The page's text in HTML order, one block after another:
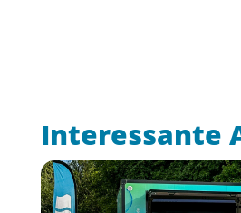
Interessante